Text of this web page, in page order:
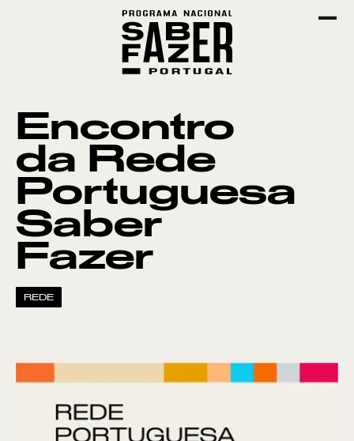
Encontro
da Rede
Portuguesa
Saber
Fazer
REDE